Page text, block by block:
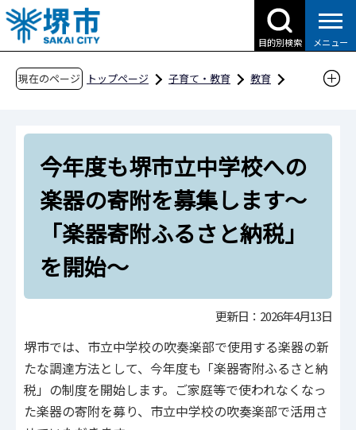
こ
の
ペ
目的別検索 メニュー
現在のページ トップページ 子育て・教育
教育
その他教育委員会からのお知らせ
今年度も堺市立中学校への楽器の寄附を募集し
ます～「楽器寄附ふるさと納税」を開始～
今年度も堺市立中学校への
楽器の寄附を募集します～
「楽器寄附ふるさと納税」
を開始～
更新日：2026年4月13日
堺市では、市立中学校の吹奏楽部で使用する楽器の新
たな調達方法として、今年度も「楽器寄附ふるさと納
税」の制度を開始します。ご家庭等で使われなくなっ
た楽器の寄附を募り、市立中学校の吹奏楽部で活用さ